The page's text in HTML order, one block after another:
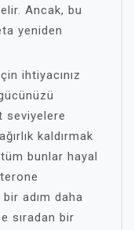
Ancak, bu
yeniden
ihtiyacınız
seviyelere
kaldırmak
bunlar hayal
adım daha
sıradan bir